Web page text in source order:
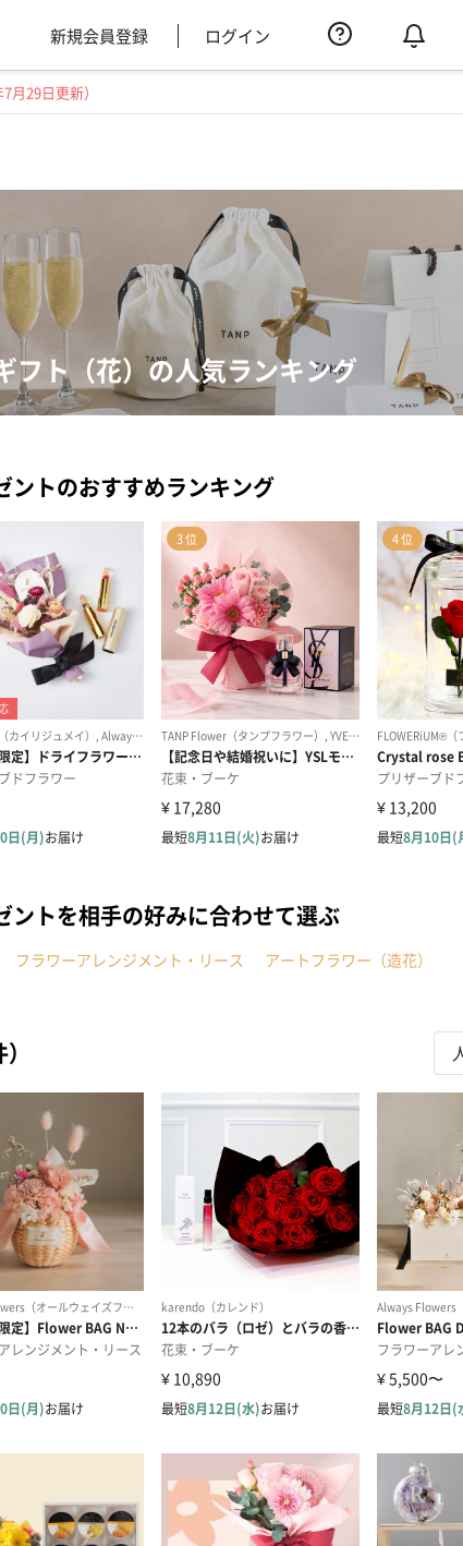
新規会員登録 ログイン
29日更新）
フト（花）の人気ランキング
ントのおすすめランキング
ントを相手の好みに合わせて選ぶ
フラワーアレンジメント・リース アートフラワー（造花）